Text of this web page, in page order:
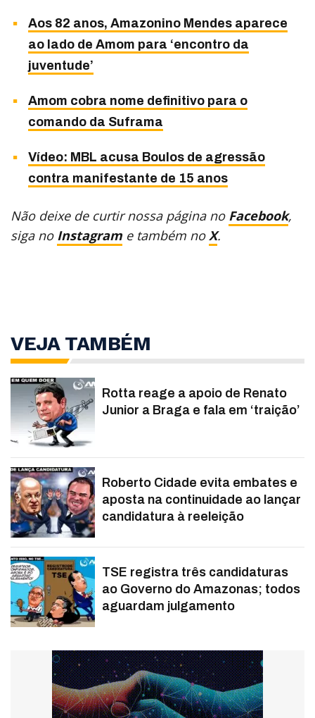
Aos 82 anos, Amazonino Mendes aparece
ao lado de Amom para ‘encontro da
juventude’
Amom cobra nome definitivo para o
comando da Suframa
Vídeo: MBL acusa Boulos de agressão
contra manifestante de 15 anos
Não deixe de curtir nossa página no Facebook,
siga no Instagram e também noX.
VEJA TAMBÉM
Rotta reage a apoio de Renato
Junior a Braga e fala em ‘traição’
Roberto Cidade evita embates e
aposta na continuidade ao lançar
candidatura à reeleição
TSE registra três candidaturas
ao Governo do Amazonas; todos
aguardam julgamento